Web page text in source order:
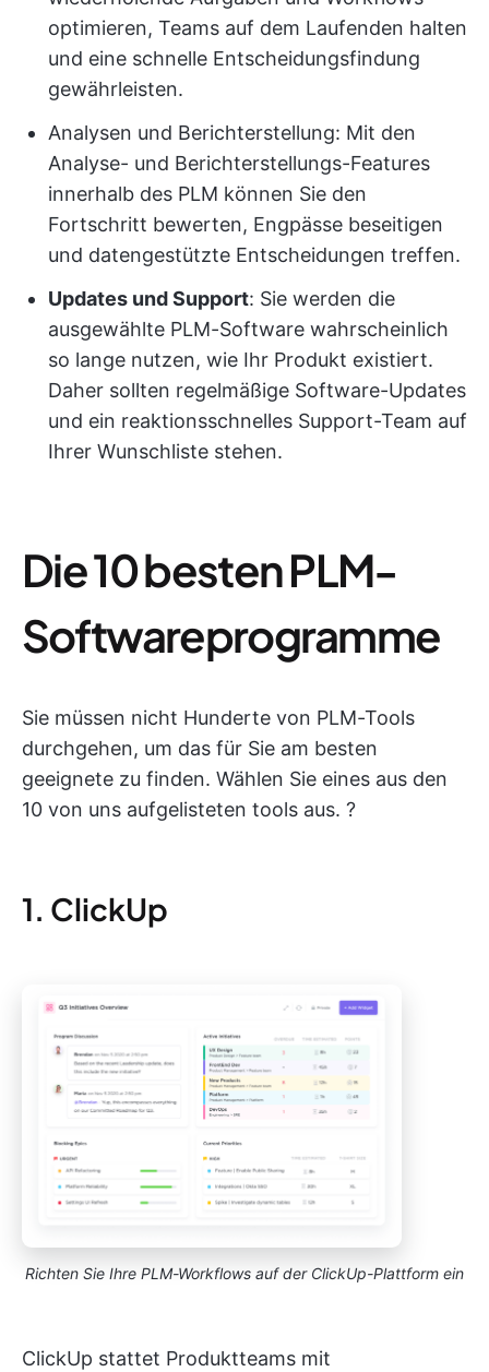
optimieren, Teams auf dem Laufenden halten
und eine schnelle Entscheidungsfindung
gewährleisten.
Analysen und Berichterstellung: Mit den
Analyse- und Berichterstellungs-Features
innerhalb des PLM können Sie den
Fortschritt bewerten, Engpässe beseitigen
und datengestützte Entscheidungen treffen.
Updates und Support: Sie werden die
ausgewählte PLM-Software wahrscheinlich
so lange nutzen, wie Ihr Produkt existiert.
Daher sollten regelmäßige Software-Updates
und ein reaktionsschnelles Support-Team auf
Ihrer Wunschliste stehen.
Die 10 besten PLM-
Softwareprogramme
Sie müssen nicht Hunderte von PLM-Tools
durchgehen, um das für Sie am besten
geeignete zu finden. Wählen Sie eines aus den
10 von uns aufgelisteten tools aus. ?
1. ClickUp
Richten Sie Ihre PLM-Workflows auf der ClickUp-Plattform ein
ClickUp stattet Produktteams mit